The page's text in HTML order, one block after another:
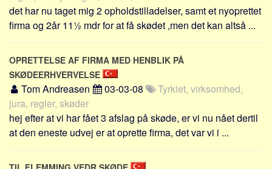
det har nu taget mig 2 opholdstilladelser, samt et nyoprettet
firma og 2år 11½ mdr for at få skødet ,men det kan altså ...
OPRETTELSE AF FIRMA MED HENBLIK PÅ
SKØDEERHVERVELSE
Tom Andreasen 03-03-08
Tyrkiet, virksomhed,
jura, regler, skøder
hej efter at vi har fået 3 afslag på skøde, er vi nu nået dertil
at den eneste udvej er at oprette firma, det var vi i ...